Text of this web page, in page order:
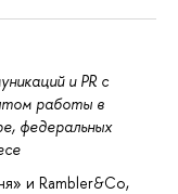
и PR с
работы в
федеральных
и Rambler&Co,